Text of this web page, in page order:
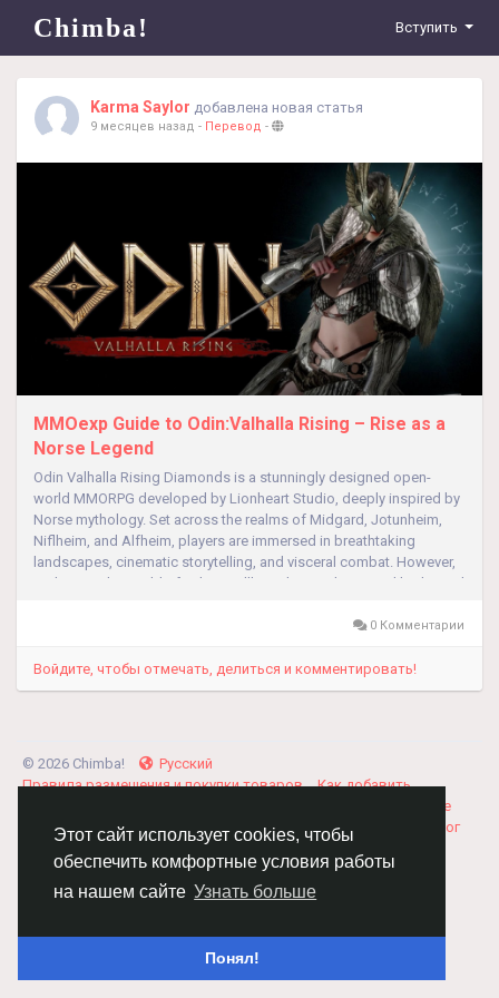
Этот сайт использует cookies, чтобы
обеспечить комфортные условия работы
на нашем сайте Узнать больше
Понял!
Chimba! Вступить
Karma Saylor добавлена новая статья
9 месяцев назад - Перевод -
MMOexp Guide to Odin:Valhalla Rising – Rise as a
Norse Legend
Odin Valhalla Rising Diamonds is a stunningly designed open-
world MMORPG developed by Lionheart Studio, deeply inspired by
Norse mythology. Set across the realms of Midgard, Jotunheim,
Niflheim, and Alfheim, players are immersed in breathtaking
landscapes, cinematic storytelling, and visceral combat. However,
to thrive in the world of Odin, you'll need more than good looks and
0 Комментарии
Войдите, чтобы отмечать, делиться и комментировать!
© 2026 Chimba!
Русский
Правила размещения и покупки товаров
Как добавить
Соглашение
Политика Конфиденциальности
Свяжитесь с нами Каталог